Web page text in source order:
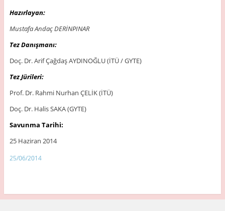
Hazırlayan:
Mustafa Andaç DERİNPINAR
Tez Danışmanı:
Doç. Dr. Arif Çağdaş AYDINOĞLU (İTÜ / GYTE)
Tez Jürileri:
Prof. Dr. Rahmi Nurhan ÇELİK (İTÜ)
Doç. Dr. Halis SAKA (GYTE)
Savunma Tarihi:
25 Haziran 2014
25/06/2014